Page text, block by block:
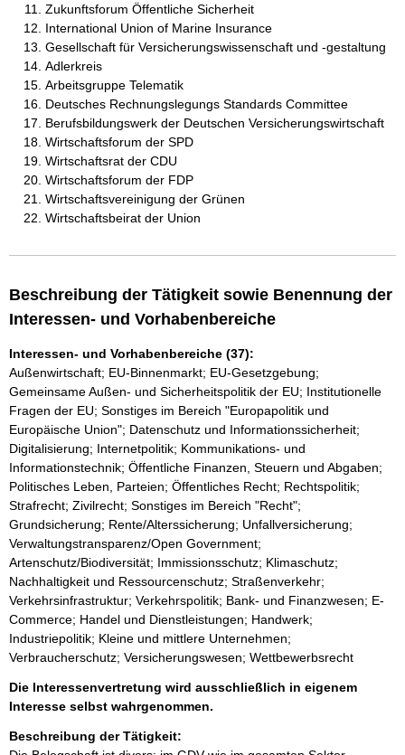
Zukunftsforum Öffentliche Sicherheit
International Union of Marine Insurance
Gesellschaft für Versicherungswissenschaft und -gestaltung
Adlerkreis
Arbeitsgruppe Telematik
Deutsches Rechnungslegungs Standards Committee
Berufsbildungswerk der Deutschen Versicherungswirtschaft
Wirtschaftsforum der SPD
Wirtschaftsrat der CDU
Wirtschaftsforum der FDP
Wirtschaftsvereinigung der Grünen
Wirtschaftsbeirat der Union
Beschreibung der Tätigkeit sowie Benennung der
Interessen- und Vorhabenbereiche
Interessen- und Vorhabenbereiche (37):
Außenwirtschaft; EU-Binnenmarkt; EU-Gesetzgebung;
Gemeinsame Außen- und Sicherheitspolitik der EU; Institutionelle
Fragen der EU; Sonstiges im Bereich "Europapolitik und
Europäische Union"; Datenschutz und Informationssicherheit;
Digitalisierung; Internetpolitik; Kommunikations- und
Informationstechnik; Öffentliche Finanzen, Steuern und Abgaben;
Politisches Leben, Parteien; Öffentliches Recht; Rechtspolitik;
Strafrecht; Zivilrecht; Sonstiges im Bereich "Recht";
Grundsicherung; Rente/Alterssicherung; Unfallversicherung;
Verwaltungstransparenz/Open Government;
Artenschutz/Biodiversität; Immissionsschutz; Klimaschutz;
Nachhaltigkeit und Ressourcenschutz; Straßenverkehr;
Verkehrsinfrastruktur; Verkehrspolitik; Bank- und Finanzwesen; E-
Commerce; Handel und Dienstleistungen; Handwerk;
Industriepolitik; Kleine und mittlere Unternehmen;
Verbraucherschutz; Versicherungswesen; Wettbewerbsrecht
Die Interessenvertretung wird ausschließlich in eigenem
Interesse selbst wahrgenommen.
Beschreibung der Tätigkeit: